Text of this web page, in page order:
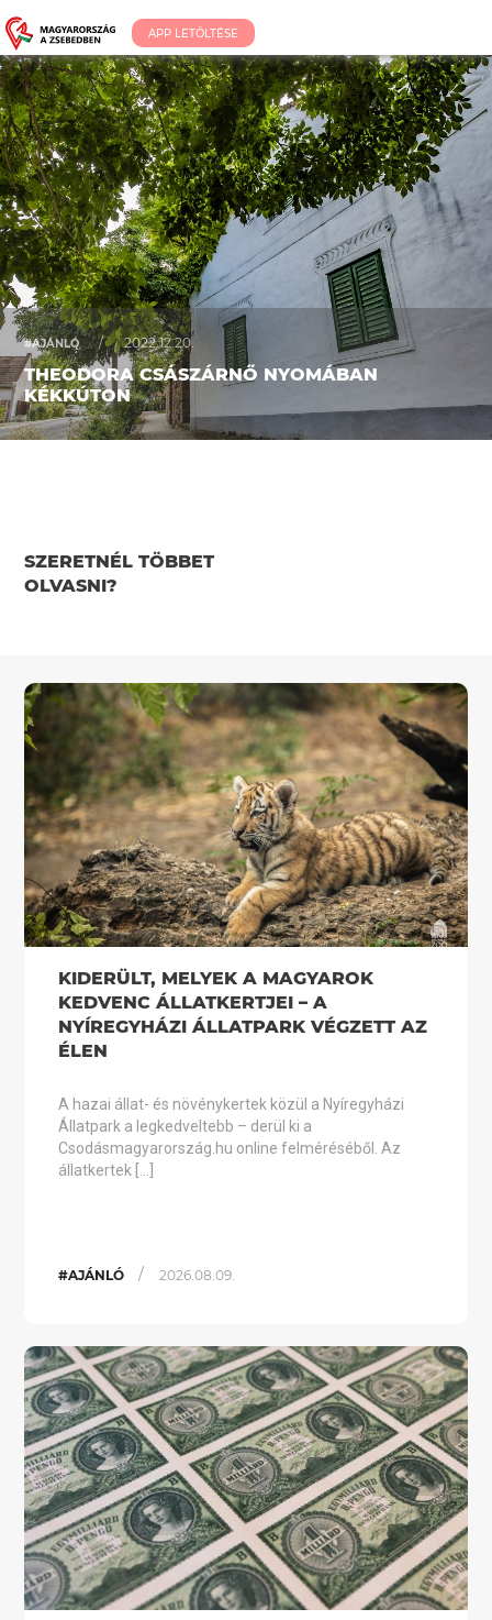
APP LETÖLTÉSE
#AJÁNLÓ / 2022.12.20.
THEODORA CSÁSZÁRNŐ NYOMÁBAN
KÉKKÚTON
SZERETNÉL TÖBBET
OLVASNI?
KIDERÜLT, MELYEK A MAGYAROK
KEDVENC ÁLLATKERTJEI – A
NYÍREGYHÁZI ÁLLATPARK VÉGZETT AZ
ÉLEN
A hazai állat- és növénykertek közül a Nyíregyházi
Állatpark a legkedveltebb – derül ki a
Csodásmagyarország.hu online felméréséből. Az
állatkertek […]
#AJÁNLÓ / 2026.08.09.